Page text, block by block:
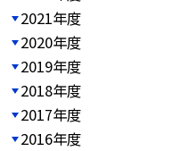
2021年度
2020年度
2019年度
2018年度
2017年度
2016年度